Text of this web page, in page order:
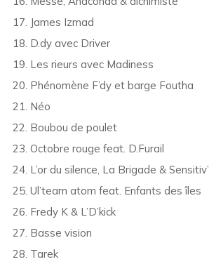
17. James Izmad
18. D.dy avec Driver
19. Les rieurs avec Madiness
20. Phénomène F’dy et barge Foutha
21. Néo
22. Boubou de poulet
23. Octobre rouge feat. D.Furail
24. L’or du silence, La Brigade & Sensitiv’
25. Ul’team atom feat. Enfants des îles
26. Fredy K & L’D’kick
27. Basse vision
28. Tarek